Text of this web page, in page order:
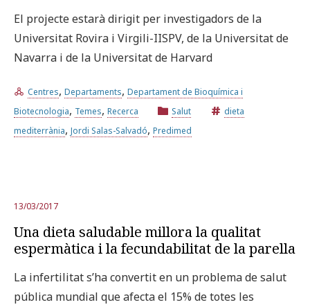
El projecte estarà dirigit per investigadors de la
Universitat Rovira i Virgili-IISPV, de la Universitat de
Navarra i de la Universitat de Harvard
Centres, Departaments, Departament de Bioquímica i
Biotecnologia, Temes, Recerca Salut
dieta
mediterrània, Jordi Salas-Salvadó, Predimed
13/03/2017
Una dieta saludable millora la qualitat
espermàtica i la fecundabilitat de la parella
La infertilitat s’ha convertit en un problema de salut
pública mundial que afecta el 15% de totes les